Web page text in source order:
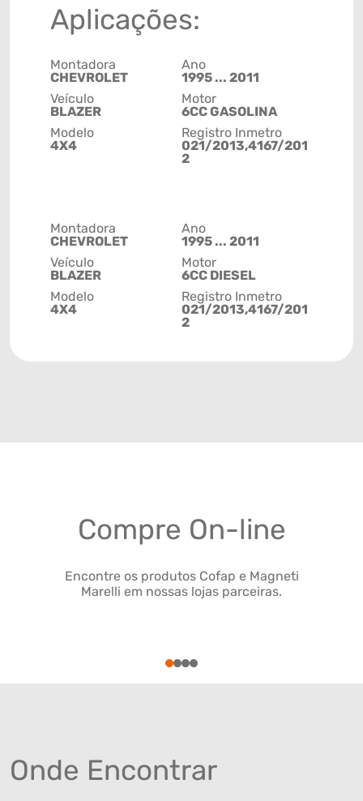
Aplicações:
Montadora
CHEVROLET
Veículo
BLAZER
Modelo
4X4
Ano
1995 ... 2011
Motor
6CC GASOLINA
Registro Inmetro
021/2013,4167/201
2
Montadora
CHEVROLET
Veículo
BLAZER
Modelo
4X4
Ano
1995 ... 2011
Motor
6CC DIESEL
Registro Inmetro
021/2013,4167/201
2
Compre On-line
Encontre os produtos Cofap e Magneti
Marelli em nossas lojas parceiras.
1234
Onde Encontrar